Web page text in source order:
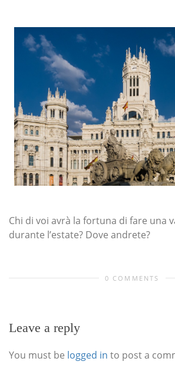
Chi di voi avrà la fortuna di fare una
durante l’estate? Dove andrete?
0 COMMENTS
Leave a reply
You must be logged in to post a